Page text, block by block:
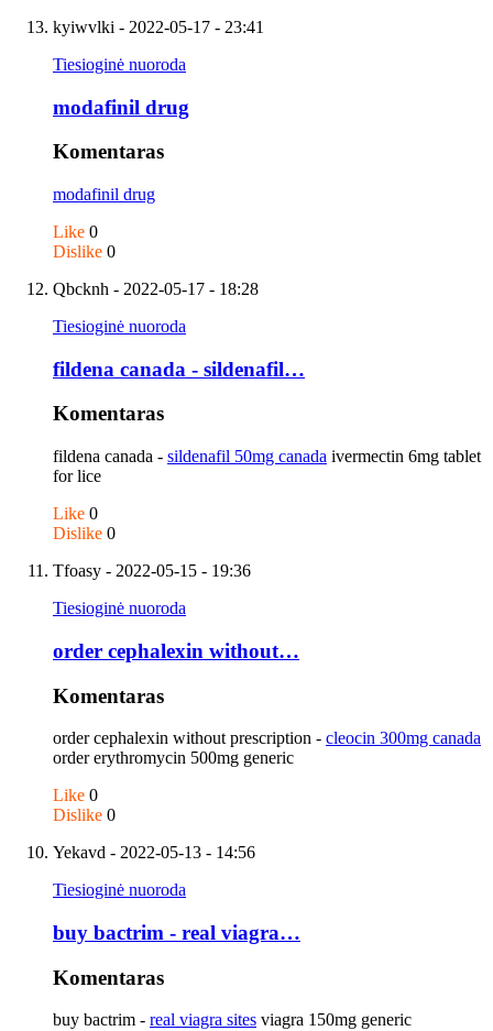
kyiwvlki - 2022-05-17 - 23:41
Tiesioginė nuoroda
modafinil drug
Komentaras
modafinil drug
Like 0
Dislike 0
Qbcknh - 2022-05-17 - 18:28
Tiesioginė nuoroda
fildena canada - sildenafil…
Komentaras
fildena canada - sildenafil 50mg canada ivermectin 6mg tablet
for lice
Like 0
Dislike 0
Tfoasy - 2022-05-15 - 19:36
Tiesioginė nuoroda
order cephalexin without…
Komentaras
order cephalexin without prescription - cleocin 300mg canada
order erythromycin 500mg generic
Like 0
Dislike 0
Yekavd - 2022-05-13 - 14:56
Tiesioginė nuoroda
buy bactrim - real viagra…
Komentaras
buy bactrim - real viagra sites viagra 150mg generic